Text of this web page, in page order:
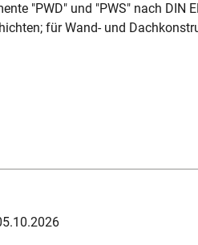
"PWD" und "PWS" nach DIN
für Wand- und